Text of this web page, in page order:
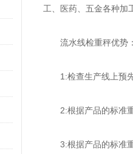
工、医药、五金各种加
流水线检重秤优势
1:检查生产线上预先
2:根据产品的标准重
3:根据产品的标准重